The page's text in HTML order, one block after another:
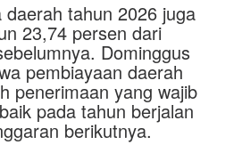
daerah tahun 2026 juga
23,74 persen dari
Dominggus
pembiayaan daerah
penerimaan yang wajib
pada tahun berjalan
berikutnya.